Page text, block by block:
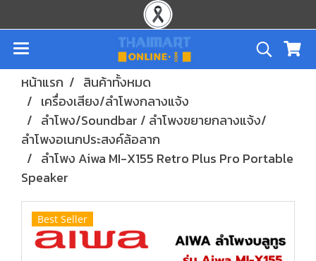
หน้าแรก
สินค้าทั้งหมด
เครื่องเสียง/ลำโพงกลางแจ้ง
ลำโพง/Soundbar / ลำโพงขยายกลางแจ้ง/
ลำโพงอเนกประสงค์ล้อลาก
ลำโพง Aiwa MI-X155 Retro Plus Pro Portable
Speaker
Best Seller